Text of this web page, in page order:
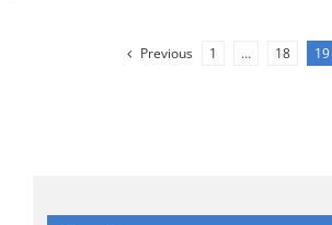
Previous 1 … 18 19